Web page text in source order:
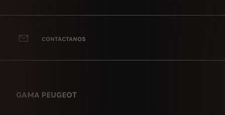
CONTACTANOS
GAMA PEUGEOT